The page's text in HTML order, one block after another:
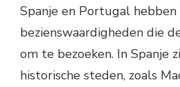
Spanje en Portugal
bezienswaardigheden die
om te bezoeken. In Spanje
historische steden, zoals